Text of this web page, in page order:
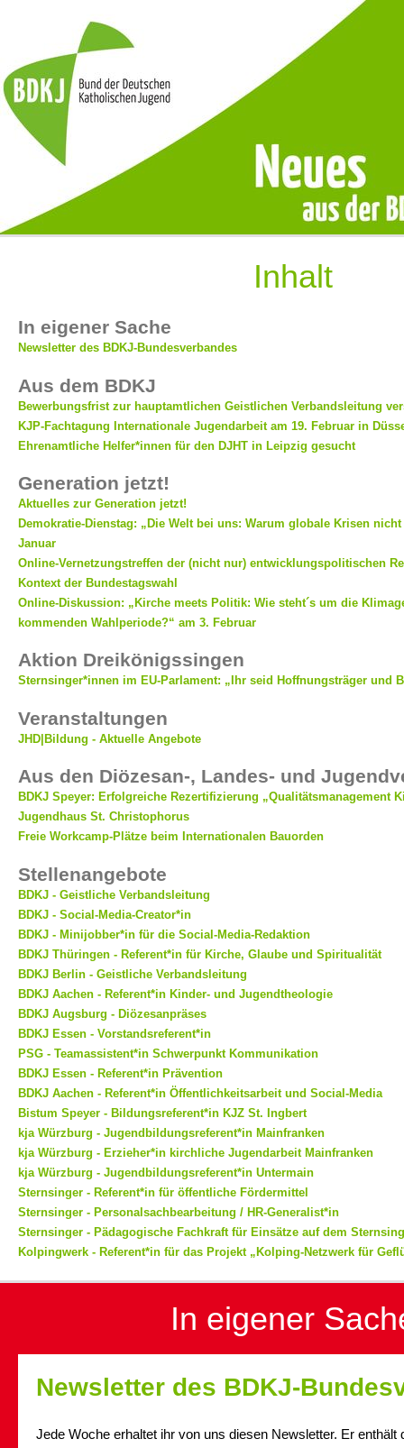
Inhalt
In eigener Sache
Newsletter des BDKJ-Bundesverbandes
Aus dem BDKJ
Bewerbungsfrist zur hauptamtlichen Geistlichen Verbandsleitung
KJP-Fachtagung Internationale Jugendarbeit am 19. Februar in
Ehrenamtliche Helfer*innen für den DJHT in Leipzig gesucht
Generation jetzt!
Aktuelles zur Generation jetzt!
Demokratie-Dienstag: „Die Welt bei uns: Warum globale Krisen
Januar
Online-Vernetzungstreffen der (nicht nur) entwicklungspolitischen
Kontext der Bundestagswahl
Online-Diskussion: „Kirche meets Politik: Wie steht´s um die
kommenden Wahlperiode?“ am 3. Februar
Aktion Dreikönigssingen
Sternsinger*innen im EU-Parlament: „Ihr seid Hoffnungsträger und
Veranstaltungen
JHD|Bildung - Aktuelle Angebote
Aus den Diözesan-, Landes- und
BDKJ Speyer: Erfolgreiche Rezertifizierung „Qualitätsmanagement
Jugendhaus St. Christophorus
Freie Workcamp-Plätze beim Internationalen Bauorden
Stellenangebote
BDKJ - Geistliche Verbandsleitung
BDKJ - Social-Media-Creator*in
BDKJ - Minijobber*in für die Social-Media-Redaktion
BDKJ Thüringen - Referent*in für Kirche, Glaube und Spiritualität
BDKJ Berlin - Geistliche Verbandsleitung
BDKJ Aachen - Referent*in Kinder- und Jugendtheologie
BDKJ Augsburg - Diözesanpräses
BDKJ Essen - Vorstandsreferent*in
PSG - Teamassistent*in Schwerpunkt Kommunikation
BDKJ Essen - Referent*in Prävention
BDKJ Aachen - Referent*in Öffentlichkeitsarbeit und Social-Media
Bistum Speyer - Bildungsreferent*in KJZ St. Ingbert
kja Würzburg - Jugendbildungsreferent*in Mainfranken
kja Würzburg - Erzieher*in kirchliche Jugendarbeit Mainfranken
kja Würzburg - Jugendbildungsreferent*in Untermain
Sternsinger - Referent*in für öffentliche Fördermittel
Sternsinger - Personalsachbearbeitung / HR-Generalist*in
Sternsinger - Pädagogische Fachkraft für Einsätze auf dem
Kolpingwerk - Referent*in für das Projekt „Kolping-Netzwerk für
In eigener
Newsletter des BDKJ-
Jede Woche erhaltet ihr von uns diesen Newsletter. Er enthält